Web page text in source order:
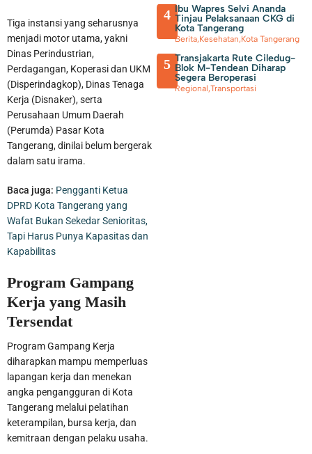
Tiga instansi yang seharusnya
menjadi motor utama, yakni
Dinas Perindustrian,
Perdagangan, Koperasi dan UKM
(Disperindagkop), Dinas Tenaga
Kerja (Disnaker), serta
Perusahaan Umum Daerah
(Perumda) Pasar Kota
Tangerang, dinilai belum bergerak
dalam satu irama.
Baca juga: Pengganti Ketua
DPRD Kota Tangerang yang
Wafat Bukan Sekedar Senioritas,
Tapi Harus Punya Kapasitas dan
Kapabilitas
Program Gampang
Kerja yang Masih
Tersendat
Program Gampang Kerja
diharapkan mampu memperluas
lapangan kerja dan menekan
angka pengangguran di Kota
Tangerang melalui pelatihan
keterampilan, bursa kerja, dan
kemitraan dengan pelaku usaha.
4 Ibu Wapres Selvi Ananda
Tinjau Pelaksanaan CKG di
Kota Tangerang
Berita,Kesehatan,Kota Tangerang
5 Transjakarta Rute Ciledug-
Blok M-Tendean Diharap
Segera Beroperasi
Regional,Transportasi